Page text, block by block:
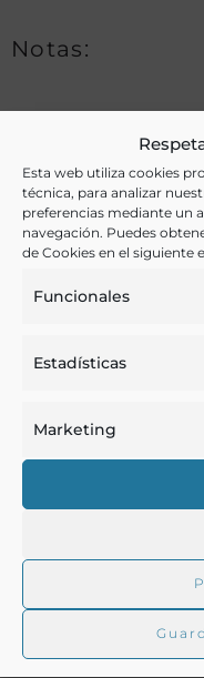
Esta web utiliza cookies
técnica, para analizar
preferencias mediante un
navegación. Puedes
de Cookies en el siguiente
Funcionales
Estadísticas
Marketing
Notas:
Ver más libros de
Bebidas,Cocina,
Gastronomía,Historia
Ver más libros con
Mujeres
Buscar
Biblioteca digital